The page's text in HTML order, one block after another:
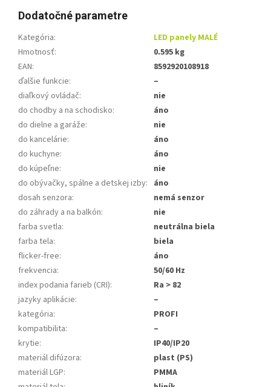
Dodatočné parametre
Kategória:
LED panely MALÉ
Hmotnosť:
0.595 kg
EAN:
8592920108918
ďalšie funkcie:
–
diaľkový ovládač:
nie
do chodby a na schodisko:
áno
do dielne a garáže:
nie
do kancelárie:
áno
do kuchyne:
áno
do kúpeľne:
nie
do obývačky, spálne a detskej izby: áno
dosah senzora:
nemá senzor
do záhrady a na balkón:
nie
farba svetla:
neutrálna biela
farba tela:
biela
flicker-free:
áno
frekvencia:
50/60 Hz
index podania farieb (CRI):
Ra > 82
jazyky aplikácie:
–
kategória:
PROFI
kompatibilita:
–
krytie:
IP40/IP20
materiál difúzora:
plast (PS)
materiál LGP:
PMMA